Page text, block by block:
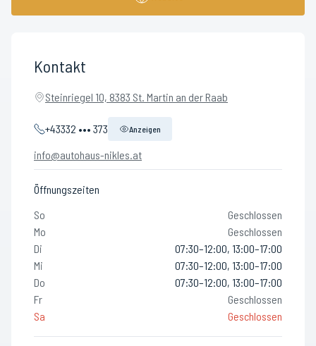
Kontakt
Steinriegel 10, 8383 St. Martin an der Raab
+43332 ••• 373 Anzeigen
info@autohaus-nikles.at
Öffnungszeiten
So
Geschlossen
Mo
Geschlossen
Di
07:30–12:00, 13:00–17:00
Mi
07:30–12:00, 13:00–17:00
Do
07:30–12:00, 13:00–17:00
Fr
Geschlossen
Sa
Geschlossen